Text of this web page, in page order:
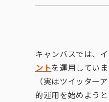
キャンバスでは、
ントを運用していま
（実はツイッター
的運用を始めよう